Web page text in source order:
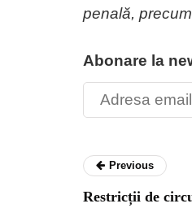
penală,
Abonare la
Previous
Restricții de